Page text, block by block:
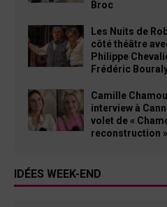
Broc
Les Nuits de
côté théâtre
Philippe
Frédéric
Camille
interview à
volet de «
reconstruction
IDÉES WEEK-END